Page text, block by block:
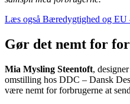
Læs også Bæredygtighed og EU
Gør det nemt for
Mia Mysling Steentoft,
omstilling hos DDC – Dansk
være nemt for forbrugerne at